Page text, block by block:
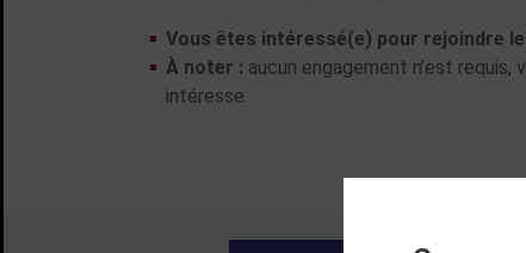
Vous êtes intéressé(e) pour rejoindre le
À noter : aucun engagement n’est
intéresse.